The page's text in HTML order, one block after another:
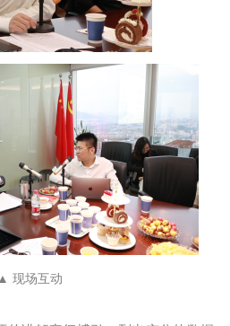
▲ 现场互动